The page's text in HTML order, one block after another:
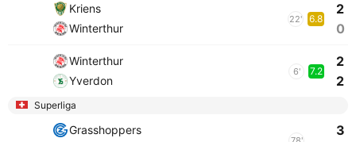
Kriens
Winterthur
22' 6.8
2
0
Winterthur
Yverdon
6' 7.2
2
2
Superliga
Grasshoppers
3